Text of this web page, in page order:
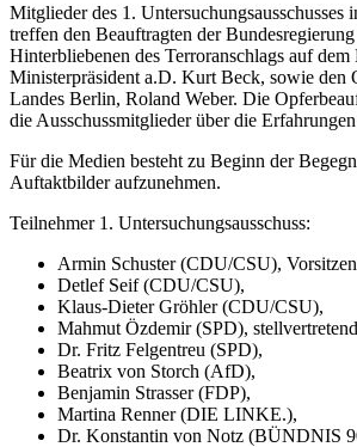
Mitglieder des 1. Untersuchungsausschusses
treffen den Beauftragten der
Hinterbliebenen des Terroranschlags auf dem
Ministerpräsident a.D. Kurt Beck, sowie den
Landes Berlin, Roland Weber. Die
die Ausschussmitglieder über die
Für die Medien besteht zu Beginn der
Auftaktbilder aufzunehmen.
Teilnehmer 1. Untersuchungsausschuss:
Armin Schuster (CDU/CSU),
Detlef Seif (CDU/CSU),
Klaus-Dieter Gröhler (CDU/CSU),
Mahmut Özdemir (SPD),
Dr. Fritz Felgentreu (SPD),
Beatrix von Storch (AfD),
Benjamin Strasser (FDP),
Martina Renner (DIE LINKE.),
Dr. Konstantin von Notz (BÜNDNIS